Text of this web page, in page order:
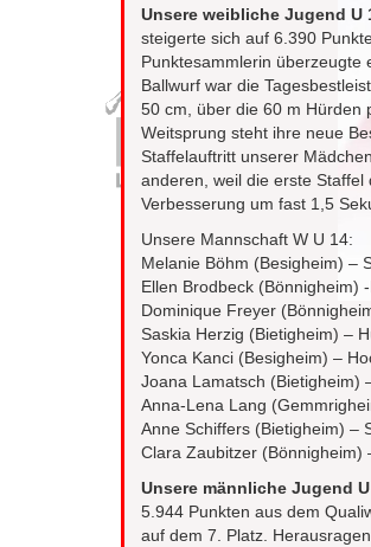
Unsere weibliche Jugend U
steigerte sich auf 6.390
Punktesammlerin überzeugte
Ballwurf war die
50 cm, über die 60 m Hürden
Weitsprung steht ihre neue
Staffelauftritt unserer
anderen, weil die erste
Verbesserung um fast 1,5
Unsere Mannschaft W U 14:
Melanie Böhm (Besigheim) –
Ellen Brodbeck (Bönnigheim)
Dominique Freyer
Saskia Herzig (Bietigheim) –
Yonca Kanci (Besigheim) –
Joana Lamatsch (Bietigheim)
Anna-Lena Lang
Anne Schiffers (Bietigheim) –
Clara Zaubitzer (Bönnigheim)
Unsere männliche Jugend
5.944 Punkten aus dem
auf dem 7. Platz.